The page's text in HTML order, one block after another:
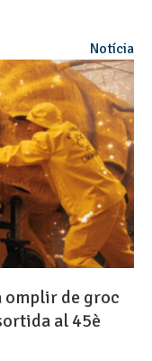
Notícia
omplir de groc
al 45è